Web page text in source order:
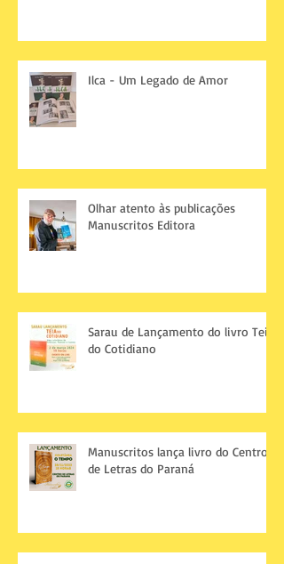
Ilca - Um Legado de Amor
Olhar atento às publicações
Manuscritos Editora
Sarau de Lançamento do livro Teia
do Cotidiano
Manuscritos lança livro do Centro
de Letras do Paraná